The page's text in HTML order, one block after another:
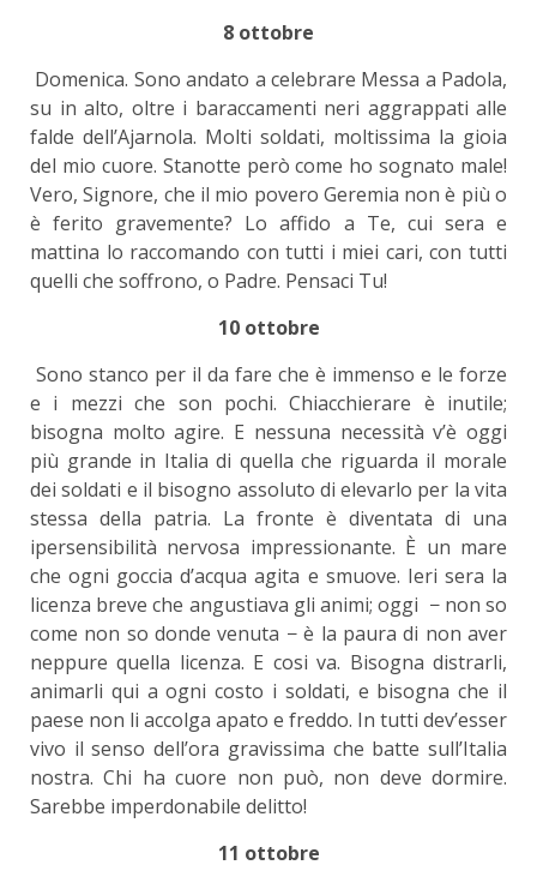
8 ottobre
Domenica. Sono andato a celebrare Messa a Padola,
su in alto, oltre i baraccamenti neri aggrappati alle
falde dell’Ajarnola. Molti soldati, moltissima la gioia
del mio cuore. Stanotte però come ho sognato male!
Vero, Signore, che il mio povero Geremia non è più o
è ferito gravemente? Lo affido a Te, cui sera e
mattina lo raccomando con tutti i miei cari, con tutti
quelli che soffrono, o Padre. Pensaci Tu!
10 ottobre
Sono stanco per il da fare che è immenso e le forze
e i mezzi che son pochi. Chiacchierare è inutile;
bisogna molto agire. E nessuna necessità v’è oggi
più grande in Italia di quella che riguarda il morale
dei soldati e il bisogno assoluto di elevarlo per la vita
stessa della patria. La fronte è diventata di una
ipersensibilità nervosa impressionante. È un mare
che ogni goccia d’acqua agita e smuove. Ieri sera la
licenza breve che angustiava gli animi; oggi − non so
come non so donde venuta − è la paura di non aver
neppure quella licenza. E cosi va. Bisogna distrarli,
animarli qui a ogni costo i soldati, e bisogna che il
paese non li accolga apato e freddo. In tutti dev’esser
vivo il senso dell’ora gravissima che batte sull’Italia
nostra. Chi ha cuore non può, non deve dormire.
Sarebbe imperdonabile delitto!
11 ottobre